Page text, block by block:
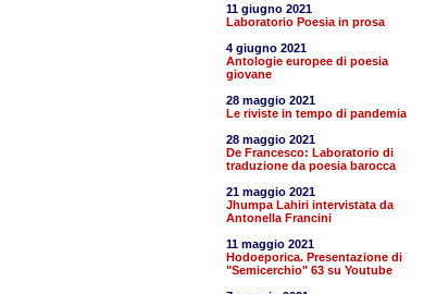
11 giugno 2021
Laboratorio Poesia in prosa
4 giugno 2021
Antologie europee di poesia
giovane
28 maggio 2021
Le riviste in tempo di pandemia
28 maggio 2021
De Francesco: Laboratorio di
traduzione da poesia barocca
21 maggio 2021
Jhumpa Lahiri intervistata da
Antonella Francini
11 maggio 2021
Hodoeporica. Presentazione di
"Semicerchio" 63 su Youtube